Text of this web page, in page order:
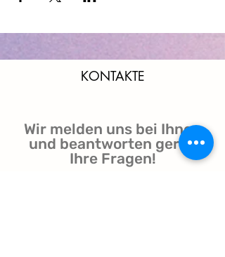
KONTAKTE
Wir melden uns bei Ihnen
und beantworten gerne
Ihre Fragen!